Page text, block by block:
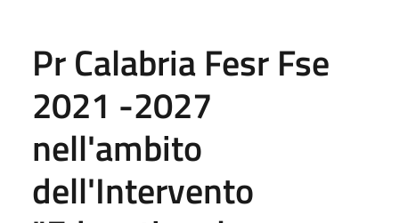
Pr Calabria Fesr Fse
2021 -2027
nell'ambito
dell'Intervento